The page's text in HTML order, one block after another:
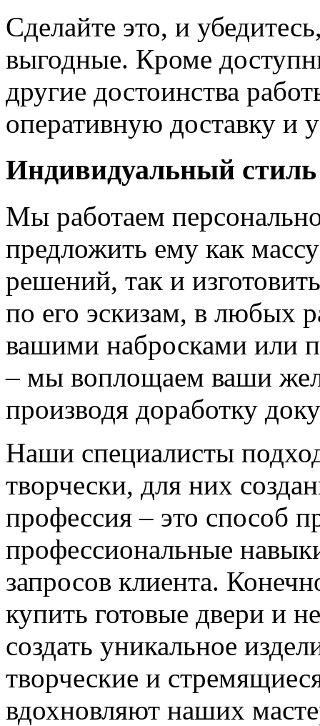
Сделайте это, и
выгодные. Кроме
другие достоинства
оперативную доставку и
Индивидуальный стиль
Мы работаем
предложить ему как
решений, так и
по его эскизам, в любых
вашими набросками или
– мы воплощаем ваши
производя доработку
Наши специалисты
творчески, для них
профессия – это способ
профессиональные
запросов клиента.
купить готовые двери и
создать уникальное
творческие и
вдохновляют наших